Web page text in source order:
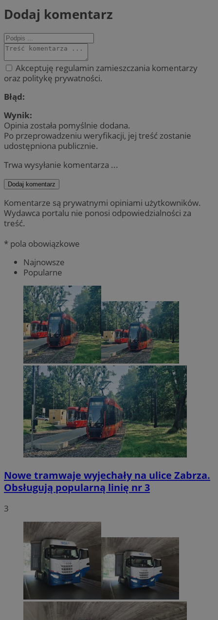
Dodaj komentarz
Akceptuję regulamin zamieszczania komentarzy
oraz politykę prywatności.
Błąd:
Wynik:
Opinia została pomyślnie dodana.
Po przeprowadzeniu weryfikacji, jej treść zostanie
udostępniona publicznie.
Trwa wysyłanie komentarza ...
Dodaj komentarz
Komentarze są prywatnymi opiniami użytkowników.
Wydawca portalu nie ponosi odpowiedzialności za
treść.
* pola obowiązkowe
Najnowsze
Popularne
Nowe tramwaje wyjechały na ulice Zabrza.
Obsługują popularną linię nr 3
3